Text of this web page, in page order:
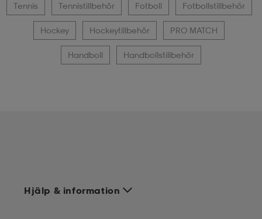
Tennis Tennistillbehör Fotboll Fotbollstillbehör
Hockey Hockeytillbehör PRO MATCH
Handboll Handbollstillbehör
Hjälp & information